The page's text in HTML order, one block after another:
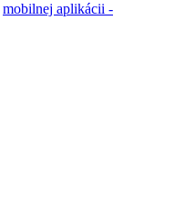
mobilnej aplikácii -